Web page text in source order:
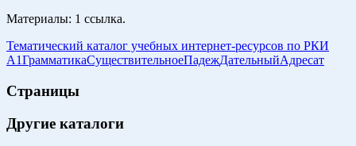
Материалы: 1 ссылка.
Тематический каталог учебных интернет-ресурсов по РКИ
A1ГрамматикаСуществительноеПадежДательныйАдресат
Страницы
Другие каталоги